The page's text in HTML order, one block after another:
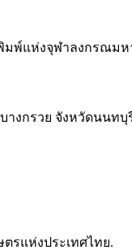
มพ์แห่งจุฬาลงกรณมห
บางกรวย จังหวัดนน
รแห่งประเทศไทย.